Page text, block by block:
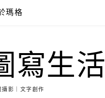
瑪格
寫生活
攝影｜文字創作